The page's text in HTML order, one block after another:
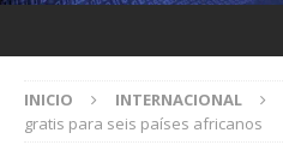
INICIO INTERNACIONAL
gratis para seis países africanos